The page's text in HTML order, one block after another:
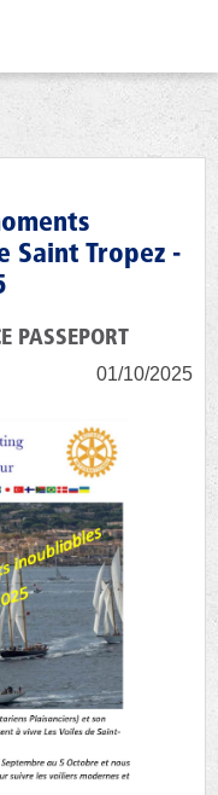
Saint Tropez -
PASSEPORT
01/10/2025